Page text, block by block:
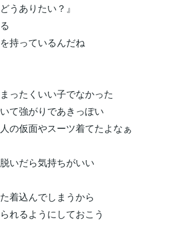
うありたい？』
持っているんだね
ったくいい子でなかった
て強がりであきっぽい
の仮面やスーツ着てたよなぁ
いだら気持ちがいい
着込んでしまうから
れるようにしておこう